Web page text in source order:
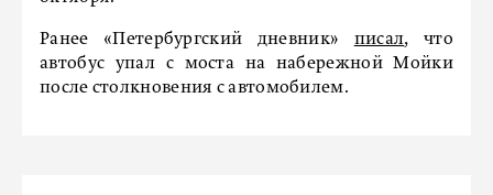
Ранее «Петербургский дневник» писал, что
автобус упал с моста на набережной Мойки
после столкновения с автомобилем.